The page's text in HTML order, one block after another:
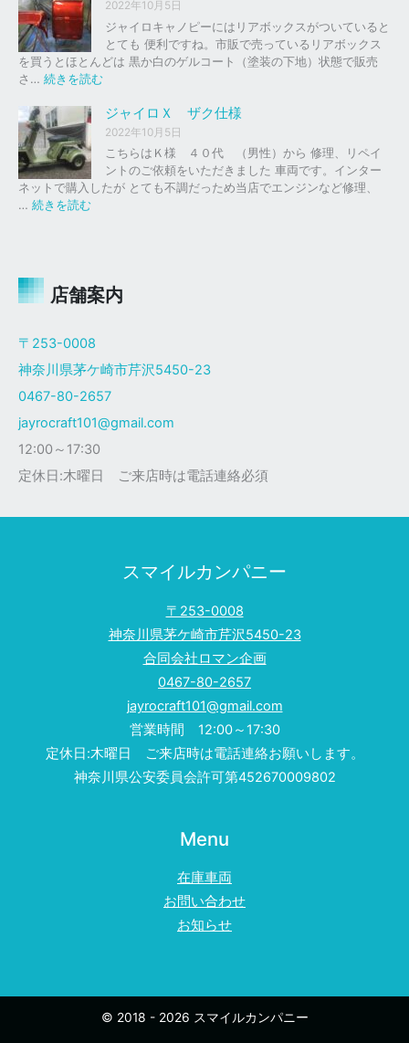
買
取
を
は
ま
し
た
。
ッ
ド
イ
ロ
キ
ャ
ノ
ピ
ー
ザ
ク
仕
様
2022年10月5日
ジャイロキャノピーにはリアボックスがついていると
とても 便利ですね。市販で売っているリアボックス
を買うとほとんどは 黒か白のゲルコート（塗装の下地）状態で販売
さ… 続きを読む
ア
ボ
ッ
ク
ス
ジャイロＸ ザク仕様
2022年10月5日
こちらはＫ様 ４０代 （男性）から 修理、リペイ
ントのご依頼をいただきました 車両です。インター
ネットで購入したが とても不調だっため当店でエンジンなど修理、
… 続きを読む
Ｘ
ク
様
店舗案内
〒253-0008
神奈川県茅ケ崎市芹沢5450-23
0467-80-2657
jayrocraft101@gmail.com
12:00～17:30
定休日:木曜日 ご来店時は電話連絡必須
スマイルカンパニー
〒253-0008
神奈川県茅ケ崎市芹沢5450-23
合同会社ロマン企画
0467-80-2657
jayrocraft101@gmail.com
営業時間 12:00～17:30
定休日:木曜日 ご来店時は電話連絡お願いします。
神奈川県公安委員会許可第452670009802
Menu
在庫車両
お問い合わせ
お知らせ
© 2018 - 2026 スマイルカンパニー